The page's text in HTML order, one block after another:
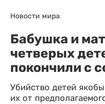
Новости мира
Бабушка и
четверых
покончили с
Убийство детей
их от